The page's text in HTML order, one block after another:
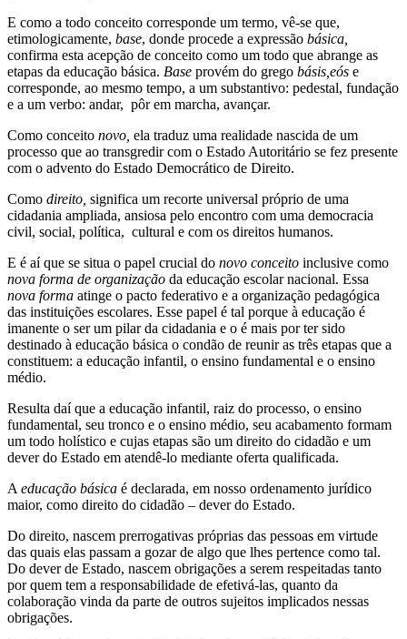
E como a todo conceito corresponde um termo, vê-se que,
etimologicamente, base, donde procede a expressão básica,
confirma esta acepção de conceito como um todo que abrange as
etapas da educação básica. Base provém do grego básis,eós e
corresponde, ao mesmo tempo, a um substantivo: pedestal, fundação
e a um verbo: andar, pôr em marcha, avançar.
Como conceito novo, ela traduz uma realidade nascida de um
processo que ao transgredir com o Estado Autoritário se fez presente
com o advento do Estado Democrático de Direito.
Como direito, significa um recorte universal próprio de uma
cidadania ampliada, ansiosa pelo encontro com uma democracia
civil, social, política, cultural e com os direitos humanos.
E é aí que se situa o papel crucial do novo conceito inclusive como
nova forma de organização da educação escolar nacional. Essa
nova forma atinge o pacto federativo e a organização pedagógica
das instituições escolares. Esse papel é tal porque à educação é
imanente o ser um pilar da cidadania e o é mais por ter sido
destinado à educação básica o condão de reunir as três etapas que a
constituem: a educação infantil, o ensino fundamental e o ensino
médio.
Resulta daí que a educação infantil, raiz do processo, o ensino
fundamental, seu tronco e o ensino médio, seu acabamento formam
um todo holístico e cujas etapas são um direito do cidadão e um
dever do Estado em atendê-lo mediante oferta qualificada.
A educação básica é declarada, em nosso ordenamento jurídico
maior, como direito do cidadão – dever do Estado.
Do direito, nascem prerrogativas próprias das pessoas em virtude
das quais elas passam a gozar de algo que lhes pertence como tal.
Do dever de Estado, nascem obrigações a serem respeitadas tanto
por quem tem a responsabilidade de efetivá-las, quanto da
colaboração vinda da parte de outros sujeitos implicados nessas
obrigações.